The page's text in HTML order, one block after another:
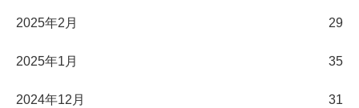
2025年2月 29
2025年1月 35
2024年12月 31